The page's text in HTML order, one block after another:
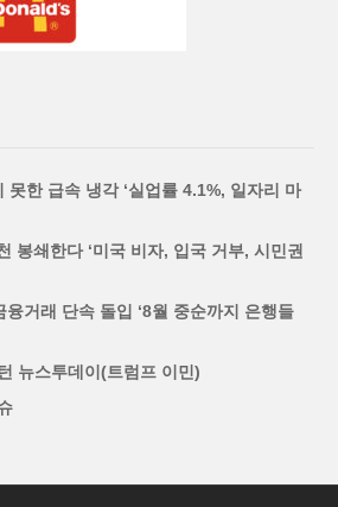
못한 급속 냉각 ‘실업률 4.1%, 일자리 마
봉쇄한다 ‘미국 비자, 입국 거부, 시민권
거래 단속 돌입 ‘8월 중순까지 은행들
뉴스투데이(트럼프 이민)